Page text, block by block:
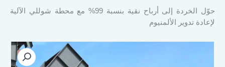
حوّل الخردة إلى أرباح نقية بنسبة 99% مع محطة شوللي الآلية
لإعادة تدوير الألمنيوم